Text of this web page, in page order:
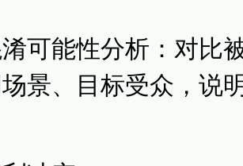
可能性分析：对比
景、目标受众，说